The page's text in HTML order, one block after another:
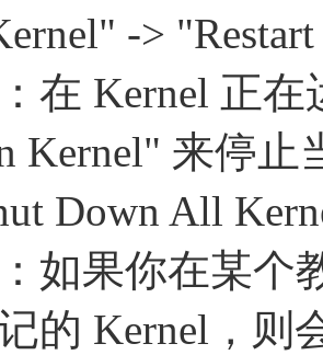
->
在 Kernel 正
Kernel" 来停止
Down All
如果你在某个
的 Kernel，则